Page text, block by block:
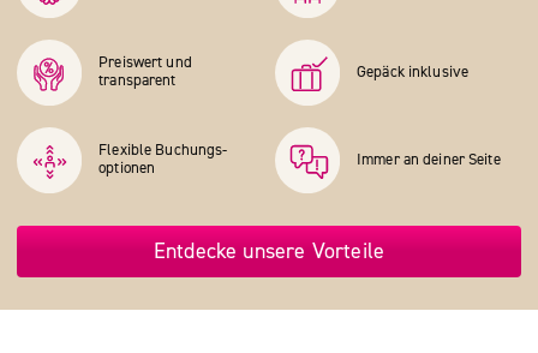
Preiswert und
transparent
Gepäck inklusive
Flexible Buchungs­
optionen
Immer an deiner Seite
Entdecke unsere Vorteile